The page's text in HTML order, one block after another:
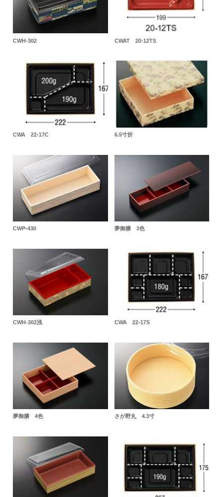
CWH-302 CWAT 20-12TS
CWA 22-17C 6.5寸折
CWP-430 夢御膳 3色
CWH-302浅 CWA 22-17S
夢御膳 4色 さが野丸 4.3寸